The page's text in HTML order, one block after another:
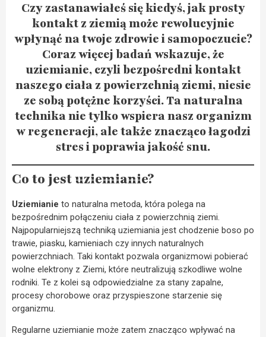
Czy zastanawiałeś się kiedyś, jak prosty
kontakt z ziemią może rewolucyjnie
wpłynąć na twoje zdrowie i samopoczucie?
Coraz więcej badań wskazuje, że
uziemianie, czyli bezpośredni kontakt
naszego ciała z powierzchnią ziemi, niesie
ze sobą potężne korzyści. Ta naturalna
technika nie tylko wspiera nasz organizm
w regeneracji, ale także znacząco łagodzi
stres i poprawia jakość snu.
Co to jest uziemianie?
Uziemianie to naturalna metoda, która polega na
bezpośrednim połączeniu ciała z powierzchnią ziemi.
Najpopularniejszą techniką uziemiania jest chodzenie boso po
trawie, piasku, kamieniach czy innych naturalnych
powierzchniach. Taki kontakt pozwala organizmowi pobierać
wolne elektrony z Ziemi, które neutralizują szkodliwe wolne
rodniki. Te z kolei są odpowiedzialne za stany zapalne,
procesy chorobowe oraz przyspieszone starzenie się
organizmu.
Regularne uziemianie może zatem znacząco wpływać na